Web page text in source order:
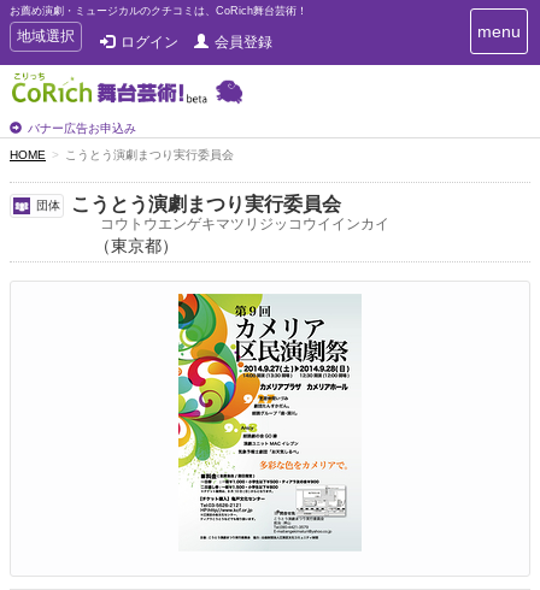
お薦め演劇・ミュージカルのクチコミは、CoRich舞台芸術！
T
o
g
g
e
n
a
v
i
a
t
地域選択 ログイン 会員登録
バナー広告お申込み
T
o
menu
HOME こうとう演劇まつり実行委員会
団体 こうとう演劇まつり実行委員会
コウトウエンゲキマツリジッコウイインカイ
（東京都）